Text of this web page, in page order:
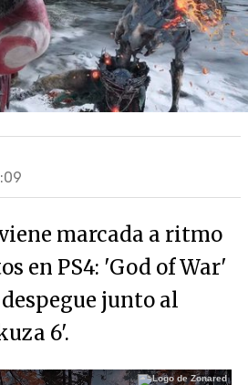
marcada a ritmo
en PS4: 'God of War'
junto al
6'.